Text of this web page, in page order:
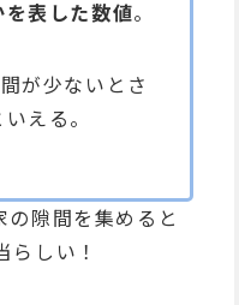
表した数値。
が少ないとさ
える。
隙間を集めると
しい！